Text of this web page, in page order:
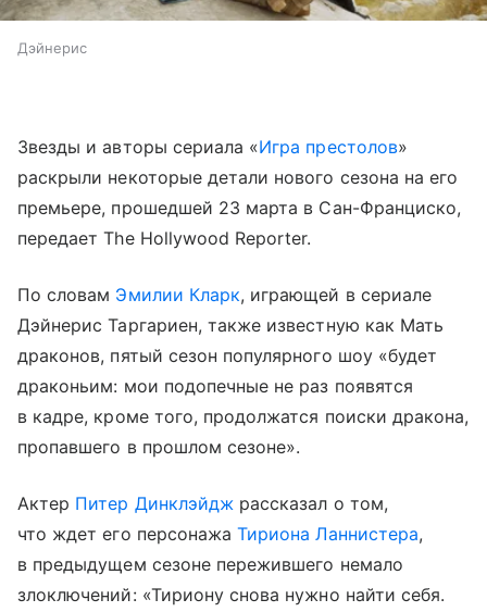
Дэйнерис
Звезды и авторы сериала «Игра престолов»
раскрыли некоторые детали нового сезона на его
премьере, прошедшей 23 марта в Сан-Франциско,
передает The Hollywood Reporter.
По словам Эмилии Кларк, играющей в сериале
Дэйнерис Таргариен, также известную как Мать
драконов, пятый сезон популярного шоу «будет
драконьим: мои подопечные не раз появятся
в кадре, кроме того, продолжатся поиски дракона,
пропавшего в прошлом сезоне».
Актер Питер Динклэйдж рассказал о том,
что ждет его персонажаТириона Ланнистера,
в предыдущем сезоне пережившего немало
злоключений: «Тириону снова нужно найти себя.